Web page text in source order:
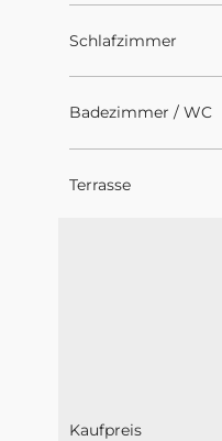
Schlafzimmer
Kaufpreis
Badezimmer / WC
Terrasse